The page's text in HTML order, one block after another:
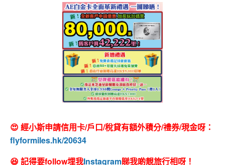
😍 經小斯申請信用卡/戶口/稅貸有額外積分/禮券/現金呀：
flyformiles.hk/20634
😆 記得要follow埋我Instagram睇我啲靚旅行相呀！